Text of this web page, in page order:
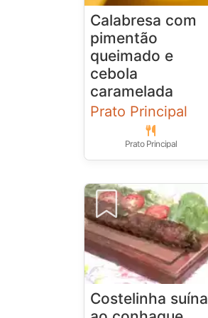
Calabresa com
pimentão
queimado e
cebola
caramelada
Prato Principal
Prato Principal
Costelinha suína